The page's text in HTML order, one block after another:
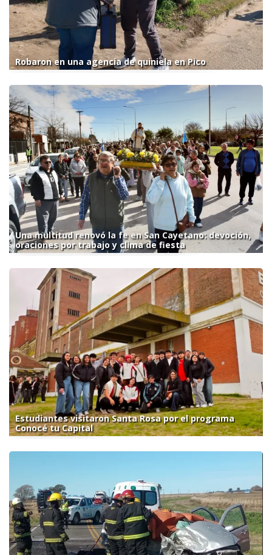
Robaron en una agencia de quiniela en Pico
Una multitud renovó la fe en San Cayetano: devoción,
oraciones por trabajo y clima de fiesta
Estudiantes visitaron Santa Rosa por el programa
Conocé tu Capital